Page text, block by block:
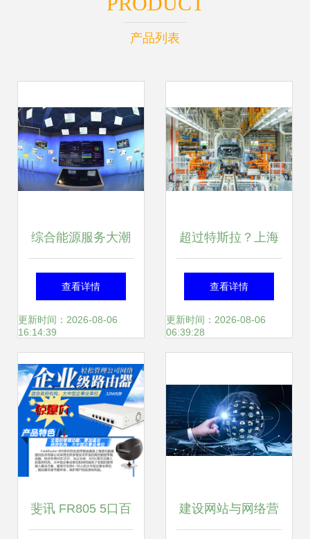
产品列表
综合能源服务大潮
起，储热技术迎风
上
查看详情
更新时间：2026-08-06
16:14:39
超过特斯拉？上海
新添一座投资170
亿元超级工厂，它
豪赌
查看详情
更新时间：2026-08-06
06:39:28
斐讯 FR805 5口百 建设网站与网络营